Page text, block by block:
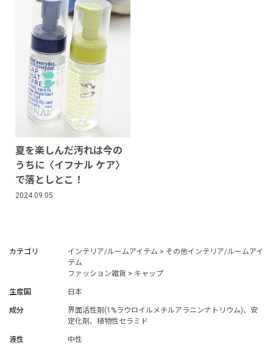
夏を楽しんだ汚れは今の
うちに〈イフナル ケア〉
で落としとこ！
2024.09.05
カテゴリ
インテリア/ルームアイテム > その他インテリア/ルームアイ
テム
ファッション雑貨 > キャップ
生産国 日本
成分
界面活性剤(1%ラウロイルメチルアラニンナトリウム)、安
定化剤、植物性セラミド
液性 中性